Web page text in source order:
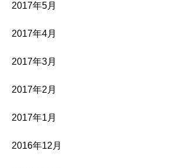
2017年5月
2017年4月
2017年3月
2017年2月
2017年1月
2016年12月